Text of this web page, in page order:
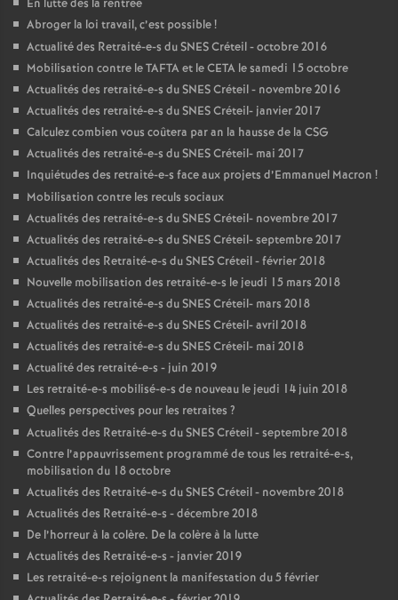
En lutte dès la rentrée
Abroger la loi travail, c’est possible!
Actualité des Retraité-e-s duSNESCréteil - octobre 2016
Mobilisation contre leTAFTAet leCETA le samedi 15 octobre
Actualités des retraité-e-s duSNESCréteil - novembre 2016
Actualités des retraité-e-s duSNESCréteil- janvier 2017
Calculez combien vous coûtera par an la hausse de la CSG
Actualités des retraité-e-s duSNESCréteil- mai 2017
Inquiétudes des retraité-e-s face aux projets d’Emmanuel Macron !
Mobilisation contre les reculs sociaux
Actualités des retraité-e-s duSNESCréteil- novembre 2017
Actualités des retraité-e-s duSNESCréteil- septembre 2017
Actualités des Retraité-e-s duSNESCréteil - février 2018
Nouvelle mobilisation des retraité-e-s le jeudi 15 mars 2018
Actualités des retraité-e-s duSNESCréteil- mars 2018
Actualités des retraité-e-s duSNESCréteil- avril 2018
Actualités des retraité-e-s duSNESCréteil- mai 2018
Actualité des retraité-e-s - juin 2019
Les retraité-e-s mobilisé-e-s de nouveau le jeudi 14 juin 2018
Quelles perspectives pour les retraites ?
Actualités des Retraité-e-s duSNESCréteil - septembre 2018
Contre l’appauvrissement programmé de tous les retraité-e-s,
mobilisation du 18 octobre
Actualités des Retraité-e-s duSNESCréteil - novembre 2018
Actualités des Retraité-e-s - décembre 2018
De l’horreur à la colère. De la colère à la lutte
Actualités des Retraité-e-s - janvier 2019
Les retraité-e-s rejoignent la manifestation du 5 février